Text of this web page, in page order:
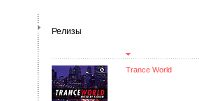
Релизы
Trance World